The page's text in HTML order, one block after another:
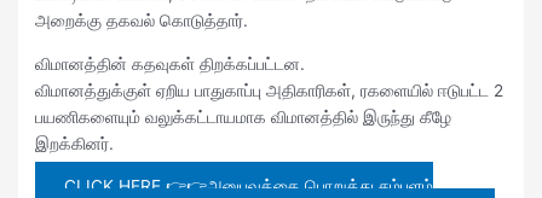
அறைக்கு தகவல் கொடுத்தார்.
விமானத்தின் கதவுகள் திறக்கப்பட்டன.
விமானத்துக்குள் ஏறிய பாதுகாப்பு அதிகாரிகள், ரகளையில் ஈடுபட்ட 2
பயணிகளையும் வலுக்கட்டாயமாக விமானத்தில் இருந்து கீழே
இறக்கினர்.
CLICK HERE 👉👉அனுபவத்தை பொறுத்து சம்பளம்